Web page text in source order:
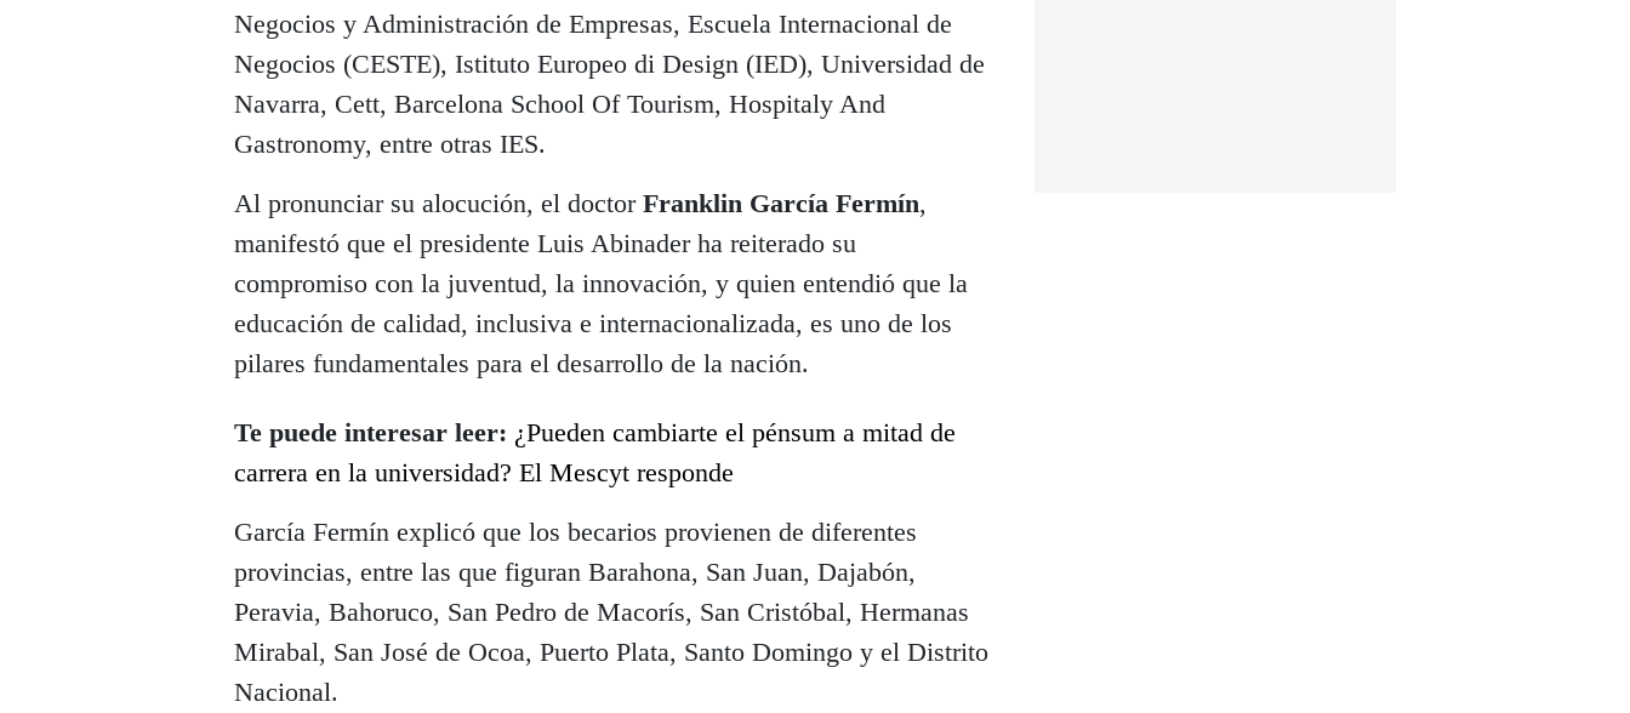
Negocios y Administración de Empresas, Escuela Internacional de
Negocios (CESTE), Istituto Europeo di Design (IED), Universidad de
Navarra, Cett, Barcelona School Of Tourism, Hospitaly And
Gastronomy, entre otras IES.
Al pronunciar su alocución, el doctor Franklin García Fermín,
manifestó que el presidente Luis Abinader ha reiterado su
compromiso con la juventud, la innovación, y quien entendió que la
educación de calidad, inclusiva e internacionalizada, es uno de los
pilares fundamentales para el desarrollo de la nación.
Te puede interesar leer: ¿Pueden cambiarte el pénsum a mitad de
carrera en la universidad? El Mescyt responde
García Fermín explicó que los becarios provienen de diferentes
provincias, entre las que figuran Barahona, San Juan, Dajabón,
Peravia, Bahoruco, San Pedro de Macorís, San Cristóbal, Hermanas
Mirabal, San José de Ocoa, Puerto Plata, Santo Domingo y el Distrito
Nacional.